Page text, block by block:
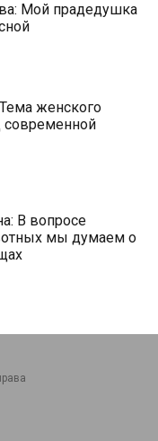
Мой прадедушка
женского
современной
В вопросе
мы думаем о